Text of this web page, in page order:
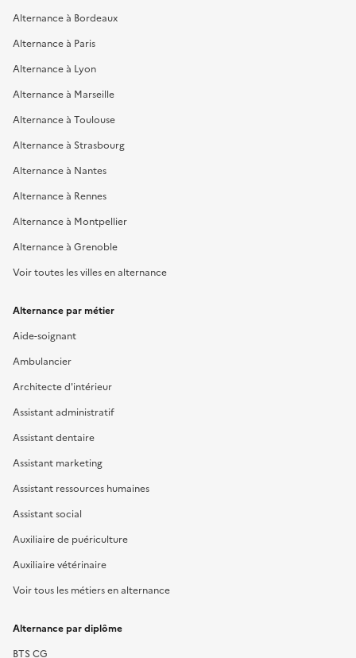
Alternance à Bordeaux
Alternance à Paris
Alternance à Lyon
Alternance à Marseille
Alternance à Toulouse
Alternance à Strasbourg
Alternance à Nantes
Alternance à Rennes
Alternance à Montpellier
Alternance à Grenoble
Voir toutes les villes en alternance
Alternance par métier
Aide-soignant
Ambulancier
Architecte d'intérieur
Assistant administratif
Assistant dentaire
Assistant marketing
Assistant ressources humaines
Assistant social
Auxiliaire de puériculture
Auxiliaire vétérinaire
Voir tous les métiers en alternance
Alternance par diplôme
BTS CG